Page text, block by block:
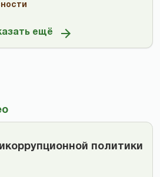
ещё
политики